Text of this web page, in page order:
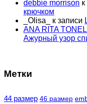
debbie morrison
крючком
_Olisa_
к записи
ANA RITA
Ажурный узор
Метки
44 размер 46 размер